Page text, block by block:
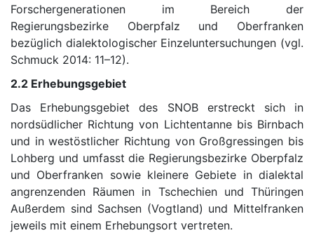
Forschergenerationen im Bereich der
Regierungsbezirke Oberpfalz und Oberfranken
bezüglich dialektologischer Einzeluntersuchungen (vgl.
Schmuck 2014: 11–12).
2.2 Erhebungsgebiet
Das Erhebungsgebiet des SNOB erstreckt sich in
nordsüdlicher Richtung von Lichtentanne bis Birnbach
und in westöstlicher Richtung von Großgressingen bis
Lohberg und umfasst die Regierungsbezirke Oberpfalz
und Oberfranken sowie kleinere Gebiete in dialektal
angrenzenden Räumen in Tschechien und Thüringen
Außerdem sind Sachsen (Vogtland) und Mittelfranken
jeweils mit einem Erhebungsort vertreten.